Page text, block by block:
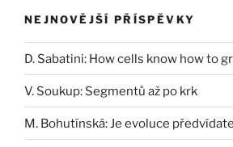
NEJNOVĚJŠÍ PŘÍSPĚVKY
D. Sabatini: How cells know how to
V. Soukup: Segmentů až po krk
M. Bohutínská: Je evoluce